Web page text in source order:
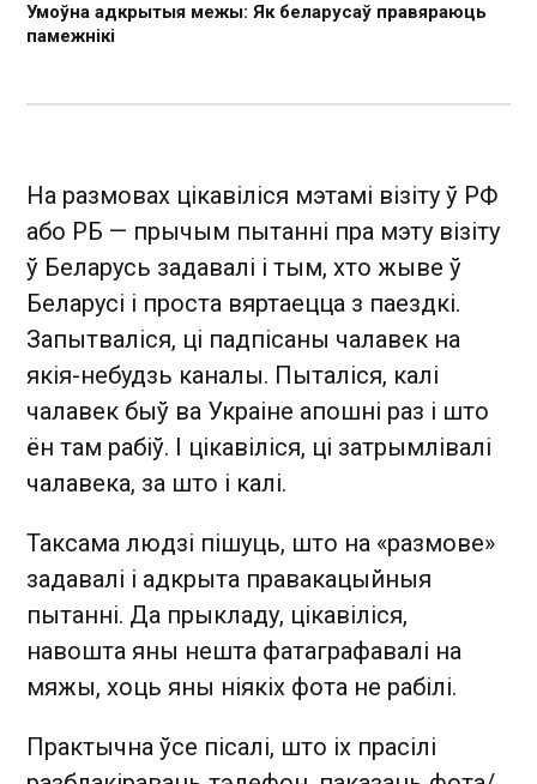
Умоўна адкрытыя межы: Як беларусаў правяраюць
памежнікі
На размовах цікавіліся мэтамі візіту ў РФ
або РБ — прычым пытанні пра мэту візіту
ў Беларусь задавалі і тым, хто жыве ў
Беларусі і проста вяртаецца з паездкі.
Запытваліся, ці падпісаны чалавек на
якія-небудзь каналы. Пыталіся, калі
чалавек быў ва Украіне апошні раз і што
ён там рабіў. І цікавіліся, ці затрымлівалі
чалавека, за што і калі.
Таксама людзі пішуць, што на «размове»
задавалі і адкрыта правакацыйныя
пытанні. Да прыкладу, цікавіліся,
навошта яны нешта фатаграфавалі на
мяжы, хоць яны ніякіх фота не рабілі.
Практычна ўсе пісалі, што іх прасілі